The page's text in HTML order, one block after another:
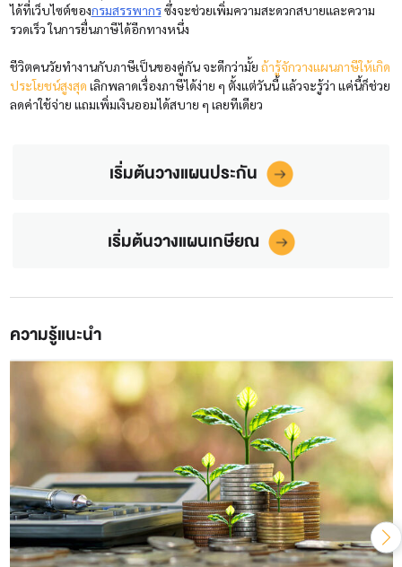
ได้ที่เว็บไซต์ของกรมสรรพากรซึ่งจะช่วยเพิ่มความสะดวกสบายและความ
รวดเร็ว ในการยื่นภาษีได้อีกทางหนึ่ง
ชีวิตคนวัยทำงานกับภาษีเป็นของคู่กัน จะดีกว่ามั้ย ถ้ารู้จักวางแผนภาษีให้เกิด
ประโยชน์สูงสุด เลิกพลาดเรื่องภาษีได้ง่าย ๆ ตั้งแต่วันนี้ แล้วจะรู้ว่า แค่นี้ก็ช่วย
ลดค่าใช้จ่าย แถมเพิ่มเงินออมได้สบาย ๆ เลยทีเดียว
เริ่มต้นวางแผนประกัน
เริ่มต้นวางแผนเกษียณ
ความรู้แนะนำ